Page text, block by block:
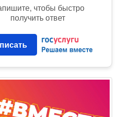
чтобы быстро
получить ответ